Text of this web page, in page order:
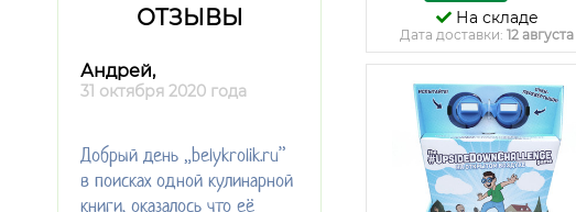
ОТЗЫВЫ
Андрей,
31 октября 2020 года
Добрый день „belykrolik.ru”
в поисках одной кулинарной
книги, оказалось что её
На складе
Дата доставки: 12 августа